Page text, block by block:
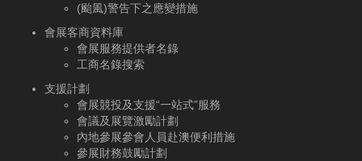
(颱風)警告下之應變措施
會展客商資料庫
會展服務提供者名錄
工商名錄搜索
支援計劃
會展競投及支援“一站式”服務
會議及展覽激勵計劃
內地參展參會人員赴澳便利措施
參展財務鼓勵計劃